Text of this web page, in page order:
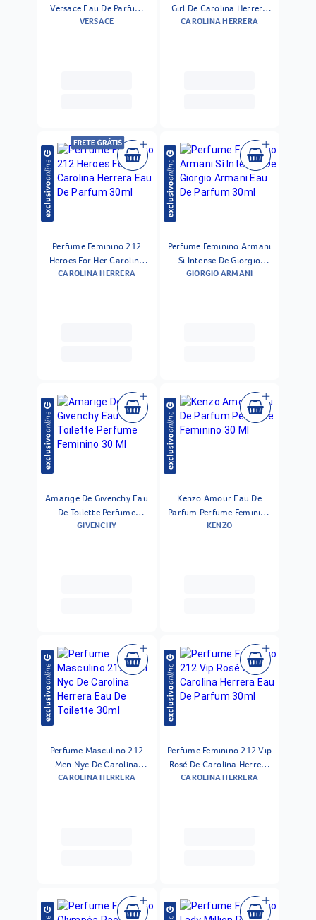
Versace Eau De Parfum
Perfume Feminino 30 Ml
VERSACE
Girl De Carolina Herrera
Eau De Parfum 30ml
CAROLINA HERRERA
Perfume Feminino 212
Heroes For Her Carolina
Herrera Eau De Parfum
CAROLINA HERRERA
Perfume Feminino Armani
Sì Intense De Giorgio
Armani Eau De Parfum
GIORGIO ARMANI
Amarige De Givenchy Eau
De Toilette Perfume
Feminino 30 Ml
GIVENCHY
Kenzo Amour Eau De
Parfum Perfume Feminino
30 Ml
KENZO
Perfume Masculino 212
Men Nyc De Carolina
Herrera Eau De Toilette
CAROLINA HERRERA
Perfume Feminino 212 Vip
Rosé De Carolina Herrera
Eau De Parfum 30ml
CAROLINA HERRERA